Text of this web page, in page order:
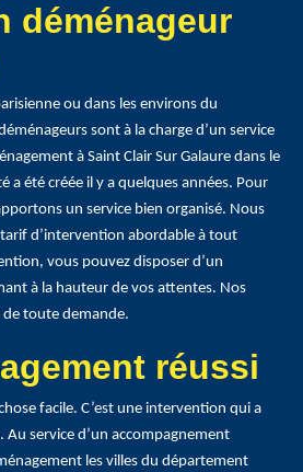
déménageur
ou dans les environs du
sont à la charge d’un service
à Saint Clair Sur Galaure dans le
été créée il y a quelques années. Pour
un service bien organisé. Nous
d’intervention abordable à tout
vous pouvez disposer d’un
à la hauteur de vos attentes. Nos
toute demande.
réussi
facile. C’est une intervention qui a
Au service d’un accompagnement
les villes du département